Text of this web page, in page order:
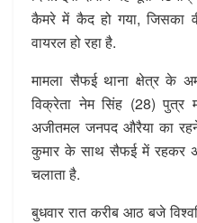
कैमरे में कैद हो गया, जिसका
वायरल हो रहा है.
मामला सैफई थाना क्षेत्र के
विक्रेता नेम सिंह (28) पुत्र
अजीतमल जनपद औरैया का
कुमार के साथ सैफई में रहकर
चलाता है.
बुधवार रात करीब आठ बजे